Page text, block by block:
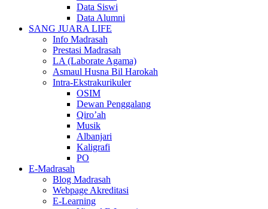
Data Siswi
Data Alumni
SANG JUARA LIFE
Info Madrasah
Prestasi Madrasah
LA (Laborate Agama)
Asmaul Husna Bil Harokah
Intra-Ekstrakurikuler
OSIM
Dewan Penggalang
Qiro’ah
Musik
Albanjari
Kaligrafi
PO
E-Madrasah
Blog Madrasah
Webpage Akreditasi
E-Learning